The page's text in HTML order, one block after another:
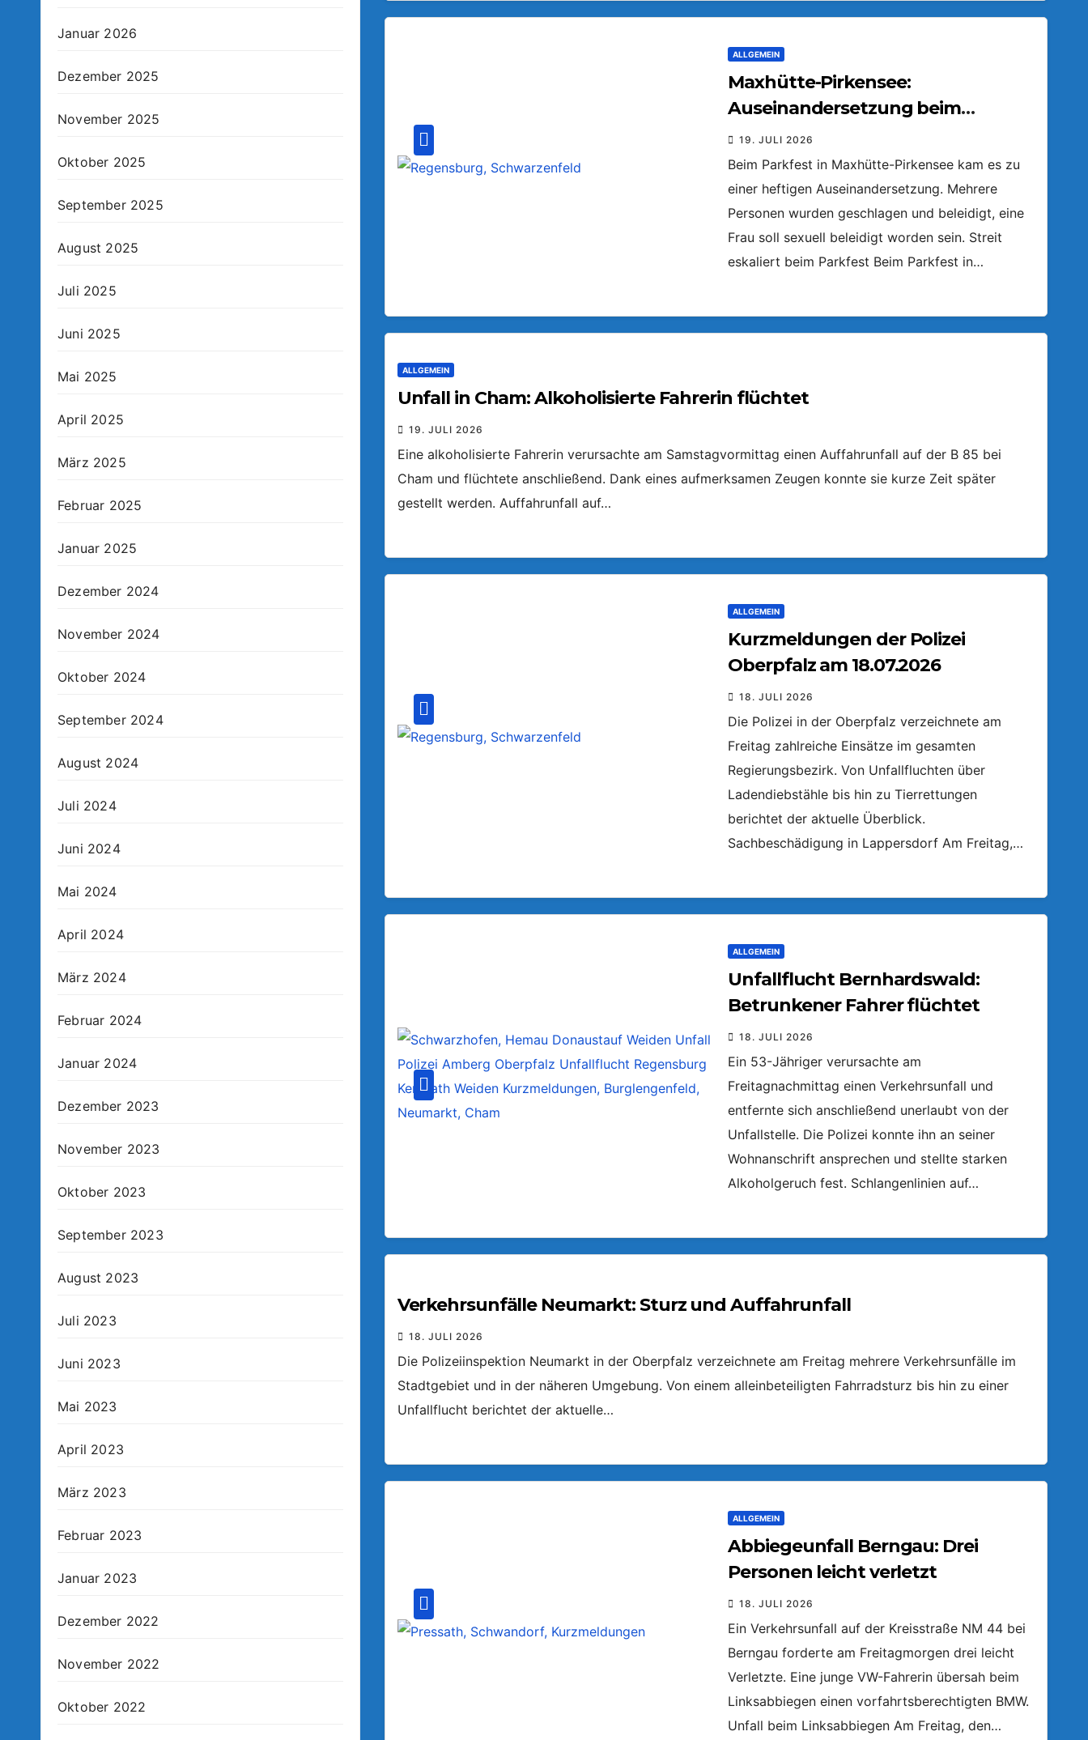
Januar 2026
Dezember 2025
November 2025
Oktober 2025
September 2025
August 2025
Juli 2025
Juni 2025
Mai 2025
April 2025
März 2025
Februar 2025
Januar 2025
Dezember 2024
November 2024
Oktober 2024
September 2024
August 2024
Juli 2024
Juni 2024
Mai 2024
April 2024
März 2024
Februar 2024
Januar 2024
Dezember 2023
November 2023
Oktober 2023
September 2023
August 2023
Juli 2023
Juni 2023
Mai 2023
April 2023
März 2023
Februar 2023
Januar 2023
Dezember 2022
November 2022
Oktober 2022
ALLGEMEIN
Maxhütte-Pirkensee:
Auseinandersetzung beim
Parkfest
19. JULI 2026
Beim Parkfest in Maxhütte-Pirkensee kam es zu
einer heftigen Auseinandersetzung. Mehrere
Personen wurden geschlagen und beleidigt, eine
Frau soll sexuell beleidigt worden sein. Streit
eskaliert beim Parkfest Beim Parkfest in…
ALLGEMEIN
Unfall in Cham: Alkoholisierte Fahrerin flüchtet
19. JULI 2026
Eine alkoholisierte Fahrerin verursachte am Samstagvormittag einen Auffahrunfall auf der B 85 bei
Cham und flüchtete anschließend. Dank eines aufmerksamen Zeugen konnte sie kurze Zeit später
gestellt werden. Auffahrunfall auf…
ALLGEMEIN
Kurzmeldungen der Polizei
Oberpfalz am 18.07.2026
18. JULI 2026
Die Polizei in der Oberpfalz verzeichnete am
Freitag zahlreiche Einsätze im gesamten
Regierungsbezirk. Von Unfallfluchten über
Ladendiebstähle bis hin zu Tierrettungen
berichtet der aktuelle Überblick.
Sachbeschädigung in Lappersdorf Am Freitag,…
ALLGEMEIN
Unfallflucht Bernhardswald:
Betrunkener Fahrer flüchtet
18. JULI 2026
Ein 53-Jähriger verursachte am
Freitagnachmittag einen Verkehrsunfall und
entfernte sich anschließend unerlaubt von der
Unfallstelle. Die Polizei konnte ihn an seiner
Wohnanschrift ansprechen und stellte starken
Alkoholgeruch fest. Schlangenlinien auf…
Verkehrsunfälle Neumarkt: Sturz und Auffahrunfall
18. JULI 2026
Die Polizeiinspektion Neumarkt in der Oberpfalz verzeichnete am Freitag mehrere Verkehrsunfälle im
Stadtgebiet und in der näheren Umgebung. Von einem alleinbeteiligten Fahrradsturz bis hin zu einer
Unfallflucht berichtet der aktuelle…
ALLGEMEIN
Abbiegeunfall Berngau: Drei
Personen leicht verletzt
18. JULI 2026
Ein Verkehrsunfall auf der Kreisstraße NM 44 bei
Berngau forderte am Freitagmorgen drei leicht
Verletzte. Eine junge VW-Fahrerin übersah beim
Linksabbiegen einen vorfahrtsberechtigten BMW.
Unfall beim Linksabbiegen Am Freitag, den…